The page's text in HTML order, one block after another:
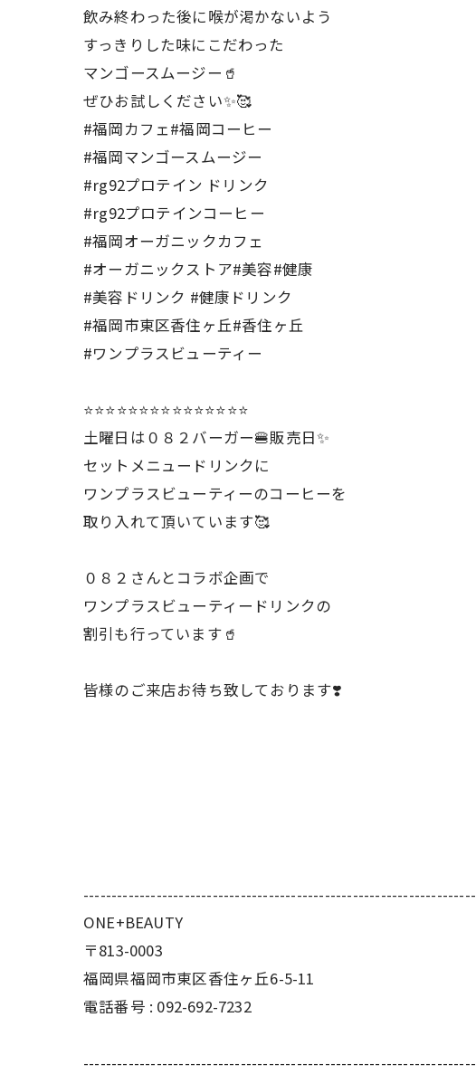
飲み終わった後に喉が渇かないよう
すっきりした味にこだわった
マンゴースムージー🥤
ぜひお試しください✨🥰
#福岡カフェ#福岡コーヒー
#福岡マンゴースムージー
#rg92プロテイン ドリンク
#rg92プロテインコーヒー
#福岡オーガニックカフェ
#オーガニックストア#美容#健康
#美容ドリンク #健康ドリンク
#福岡市東区香住ヶ丘#香住ヶ丘
#ワンプラスビューティー
⭐️⭐️⭐️⭐️⭐️⭐️⭐️⭐️⭐️⭐️⭐️⭐️⭐️⭐️⭐️
土曜日は０８２バーガー🍔販売日✨
セットメニュードリンクに
ワンプラスビューティーのコーヒーを
取り入れて頂いています🥰
０８２さんとコラボ企画で
ワンプラスビューティードリンクの
割引も行っています🥤
皆様のご来店お待ち致しております❣️
----------------------------------------------------------------------
ONE+BEAUTY
〒813-0003
福岡県福岡市東区香住ヶ丘6-5-11
電話番号 : 092-692-7232
----------------------------------------------------------------------